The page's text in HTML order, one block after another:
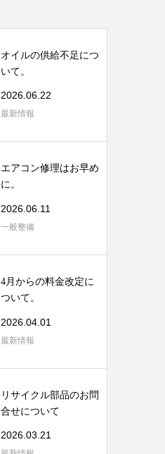
オイルの供給不足につ
いて。
2026.06.22
最新情報
エアコン修理はお早め
に。
2026.06.11
一般整備
4月からの料金改定に
ついて。
2026.04.01
最新情報
リサイクル部品のお問
合せについて
2026.03.21